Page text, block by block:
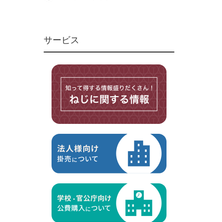
マイクロねじ
台形ねじ
その他ねじ
便利品
金具・金物
切削工具
研削研磨品
作業用品
ケミカル製品
サービス